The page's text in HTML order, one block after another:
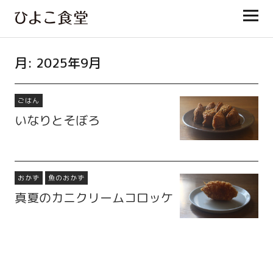
ひよこ食堂
月: 2025年9月
ごはん
いなりとそぼろ
おかず 魚のおかず
真夏のカニクリームコロッケ